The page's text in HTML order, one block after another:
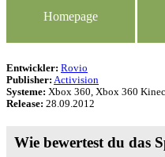
Homepage
Entwickler: Rovio
Publisher: Activision
Systeme: Xbox 360, Xbox 360
Release: 28.09.2012
Wie bewertest du das